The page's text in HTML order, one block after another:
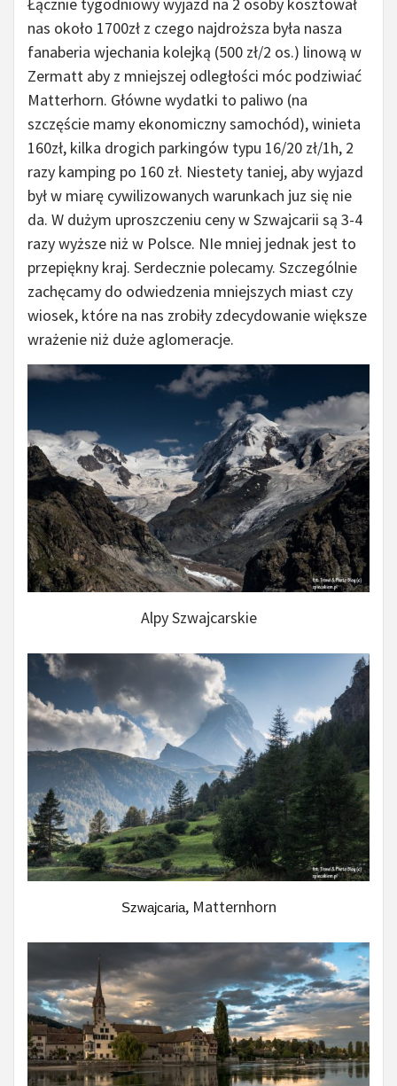
nas około 1700zł z czego najdroższa była nasza
fanaberia wjechania kolejką (500 zł/2 os.) linową w
Zermatt aby z mniejszej odległości móc podziwiać
Matterhorn. Główne wydatki to paliwo (na
szczęście mamy ekonomiczny samochód), winieta
160zł, kilka drogich parkingów typu 16/20 zł/1h, 2
razy kamping po 160 zł. Niestety taniej, aby wyjazd
był w miarę cywilizowanych warunkach juz się nie
da. W dużym uproszczeniu ceny w Szwajcarii są 3-4
razy wyższe niż w Polsce. NIe mniej jednak jest to
przepiękny kraj. Serdecznie polecamy. Szczególnie
zachęcamy do odwiedzenia mniejszych miast czy
wiosek, które na nas zrobiły zdecydowanie większe
wrażenie niż duże aglomeracje.
Alpy Szwajcarskie
Szwajcaria, Matternhorn